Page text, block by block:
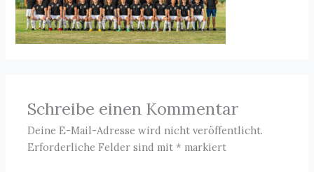
Schreibe einen Kommentar
Deine E-Mail-Adresse wird nicht veröffentlicht.
Erforderliche Felder sind mit* markiert